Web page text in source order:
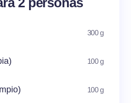
300 g
100 g
100 g